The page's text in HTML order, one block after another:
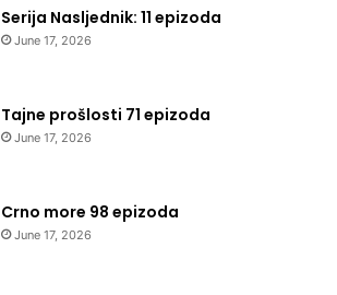
Serija Nasljednik: 11 epizoda
June 17, 2026
Tajne prošlosti 71 epizoda
June 17, 2026
Crno more 98 epizoda
June 17, 2026